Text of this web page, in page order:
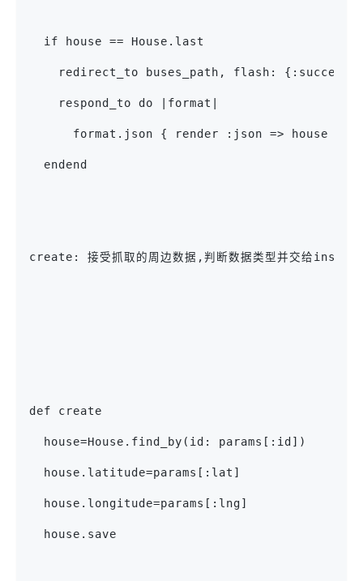
  if house == House.last
redirect_to buses_path, flash: {:success
    respond_to do |format|
format.json { render :json => house }
  endend
create: 接受抓取的周边数据,判断数据类型并交给insert
def create
  house=House.find_by(id: params[:id])
  house.latitude=params[:lat]
  house.longitude=params[:lng]
  house.save